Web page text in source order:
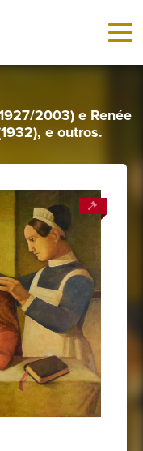
2003) e Renée
e outros.